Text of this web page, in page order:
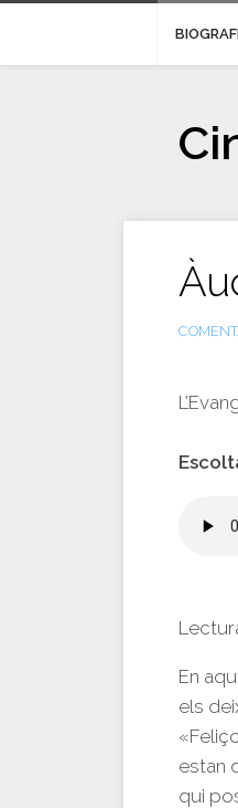
En
els
estan
qui